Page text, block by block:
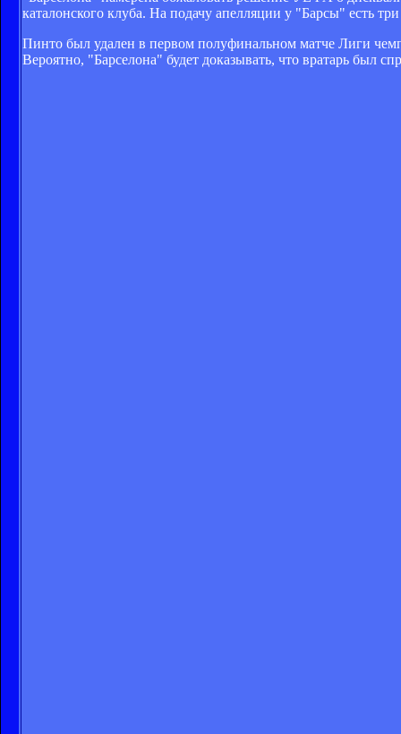
каталонского клуба. На подачу апелляции у "Барсы" есть
Пинто был удален в первом полуфинальном матче Лиги
Вероятно, "Барселона" будет доказывать, что вратарь был